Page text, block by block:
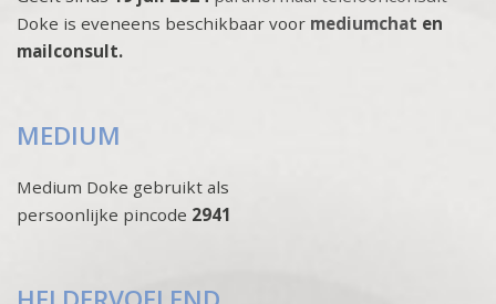
Doke is eveneens beschikbaar voor mediumchat en
mailconsult.
MEDIUM
Medium Doke gebruikt als
persoonlijke pincode 2941